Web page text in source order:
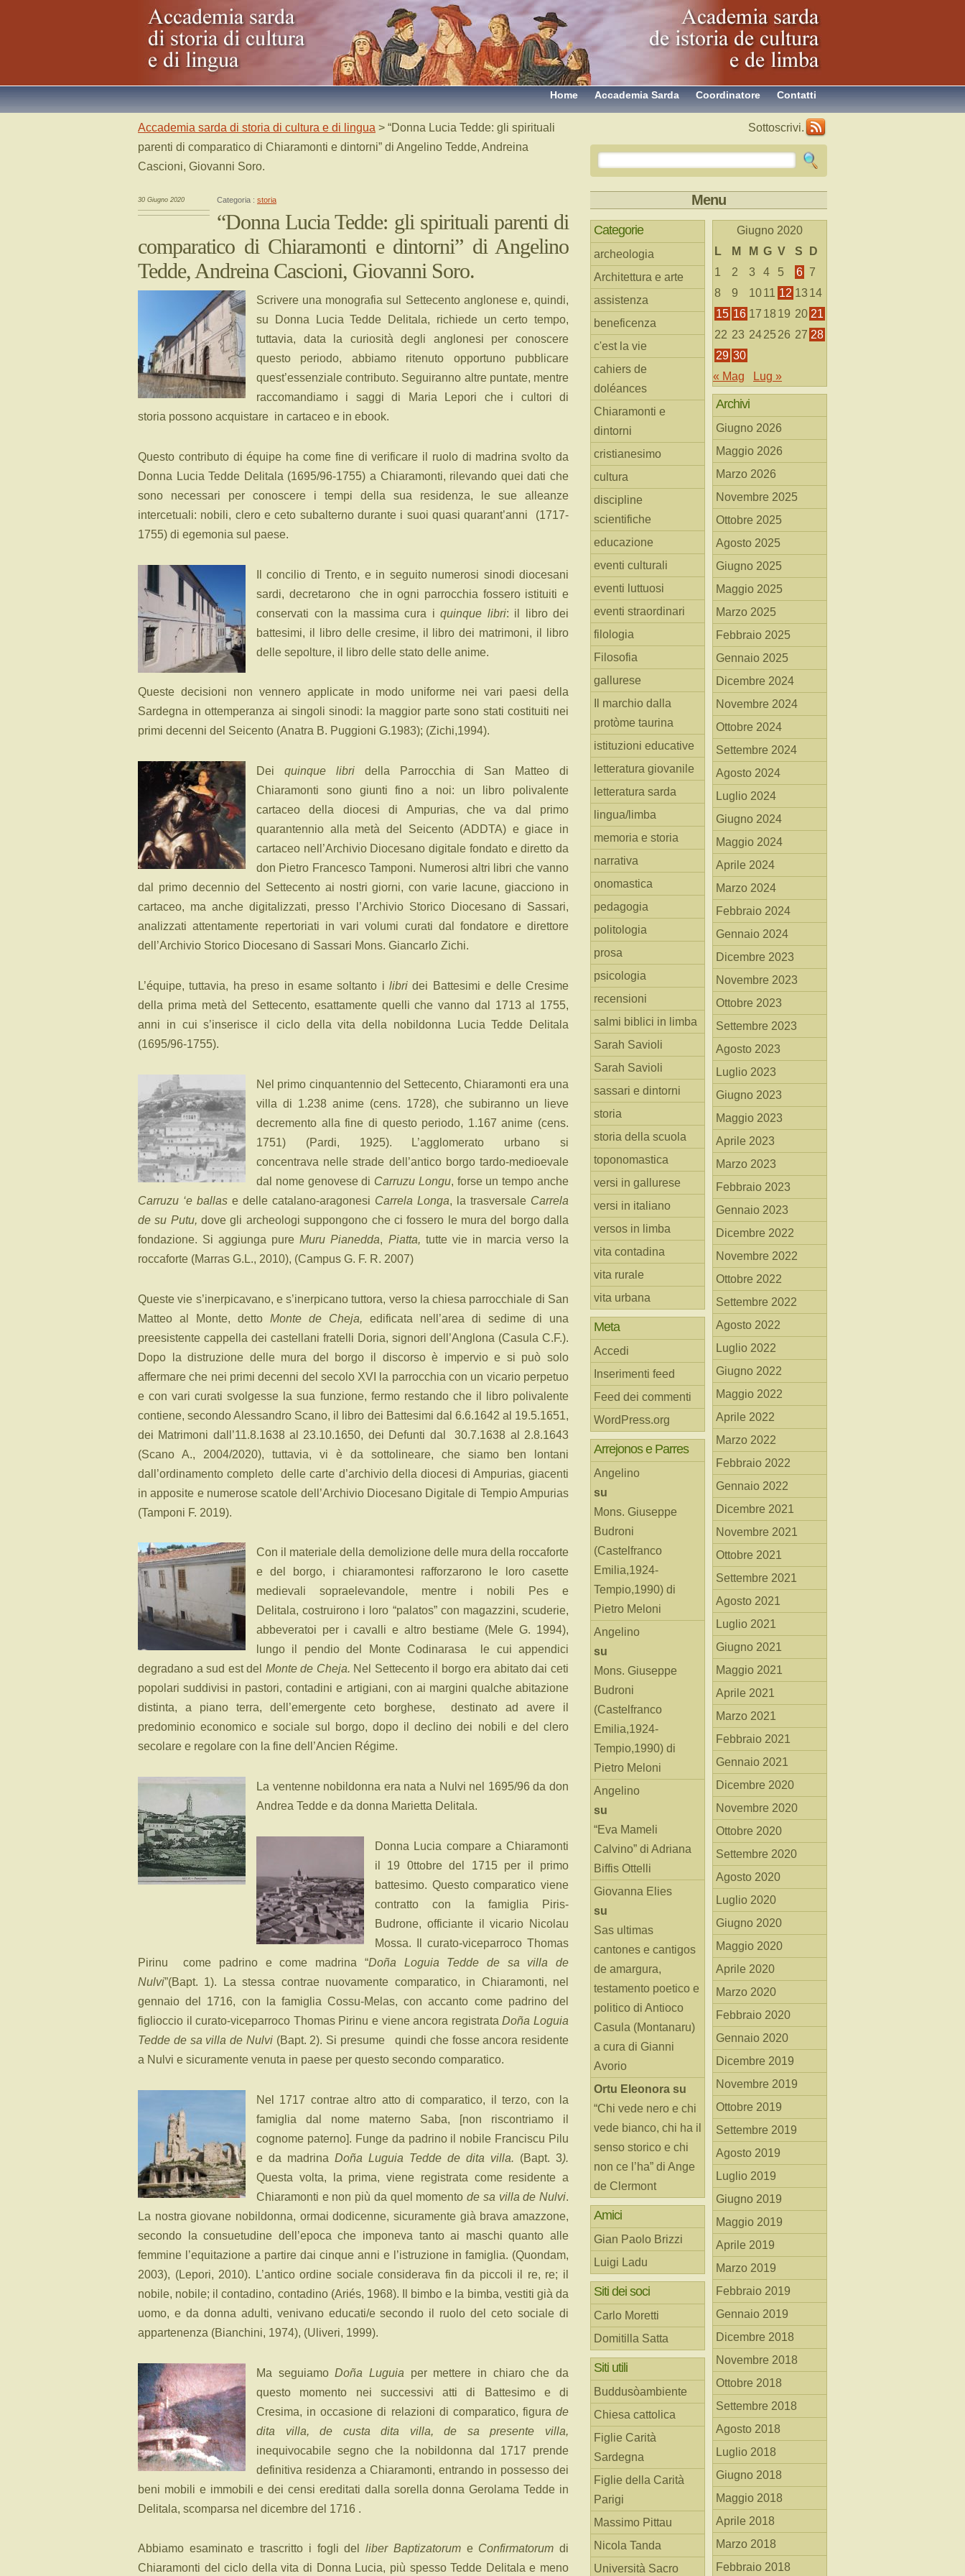
Contatti
Coordinatore
Accademia Sarda
Home
Accademia sarda di storia di cultura e di lingua > “Donna Lucia Tedde: gli spirituali
parenti di comparatico di Chiaramonti e dintorni” di Angelino Tedde, Andreina
Cascioni, Giovanni Soro.
30 Giugno 2020 Categoria : storia
“Donna Lucia Tedde: gli spirituali parenti di
comparatico di Chiaramonti e dintorni” di Angelino
Tedde, Andreina Cascioni, Giovanni Soro.
Scrivere una monografia sul Settecento anglonese e, quindi,
su Donna Lucia Tedde Delitala, richiede un certo tempo,
tuttavia, data la curiosità degli anglonesi per conoscere
questo periodo, abbiamo ritenuto opportuno pubblicare
quest’essenziale contributo. Seguiranno altre puntate, mentre
raccomandiamo i saggi di Maria Lepori che i cultori di
storia possono acquistare in cartaceo e in ebook.
Questo contributo di équipe ha come fine di verificare il ruolo di madrina svolto da
Donna Lucia Tedde Delitala (1695/96-1755) a Chiaramonti, rilevando quei dati che
sono necessari per conoscere i tempi della sua residenza, le sue alleanze
intercetuali: nobili, clero e ceto subalterno durante i suoi quasi quarant’anni (1717-
1755) di egemonia sul paese.
Il concilio di Trento, e in seguito numerosi sinodi diocesani
sardi, decretarono che in ogni parrocchia fossero istituiti e
conservati con la massima cura i quinque libri: il libro dei
battesimi, il libro delle cresime, il libro dei matrimoni, il libro
delle sepolture, il libro delle stato delle anime.
Queste decisioni non vennero applicate in modo uniforme nei vari paesi della
Sardegna in ottemperanza ai singoli sinodi: la maggior parte sono stati costituiti nei
primi decenni del Seicento (Anatra B. Puggioni G.1983); (Zichi,1994).
Dei quinque libridella Parrocchia di San Matteo di
Chiaramonti sono giunti fino a noi: un libro polivalente
cartaceo della diocesi di Ampurias, che va dal primo
quarantennio alla metà del Seicento (ADDTA) e giace in
cartaceo nell’Archivio Diocesano digitale fondato e diretto da
don Pietro Francesco Tamponi. Numerosi altri libri che vanno
dal primo decennio del Settecento ai nostri giorni, con varie lacune, giacciono in
cartaceo, ma anche digitalizzati, presso l’Archivio Storico Diocesano di Sassari,
analizzati attentamente repertoriati in vari volumi curati dal fondatore e direttore
dell’Archivio Storico Diocesano di Sassari Mons. Giancarlo Zichi.
L’équipe, tuttavia, ha preso in esame soltanto ilibridei Battesimi e delle Cresime
della prima metà del Settecento, esattamente quelli che vanno dal 1713 al 1755,
anni in cui s’inserisce il ciclo della vita della nobildonna Lucia Tedde Delitala
(1695/96-1755).
Nel primo cinquantennio del Settecento, Chiaramonti era una
villa di 1.238 anime (cens. 1728), che subiranno un lieve
decremento alla fine di questo periodo, 1.167 anime (cens.
1751) (Pardi, 1925). L’agglomerato urbano si
concentrava nelle strade dell’antico borgo tardo-medioevale
dal nome genovese di Carruzu Longu, forse un tempo anche
Carruzu ‘e ballas e delle catalano-aragonesi Carrela Longa, la trasversale Carrela
de su Putu, dove gli archeologi suppongono che ci fossero le mura del borgo dalla
fondazione. Si aggiunga pureMuru Pianedda, Piatta, tutte vie in marcia verso la
roccaforte (Marras G.L., 2010), (Campus G. F. R. 2007)
Queste vie s’inerpicavano, e s’inerpicano tuttora, verso la chiesa parrocchiale di San
Matteo al Monte, detto Monte de Cheja, edificata nell’area di sedime di una
preesistente cappella dei castellani fratelli Doria, signori dell’Anglona (Casula C.F.).
Dopo la distruzione delle mura del borgo il discorso è impervio e si può solo
affermare che nei primi decenni del secolo XVI la parrocchia con un vicario perpetuo
e con vari curati svolgesse la sua funzione, fermo restando che il libro polivalente
contiene, secondo Alessandro Scano, il libro dei Battesimi dal 6.6.1642 al 19.5.1651,
dei Matrimoni dall’11.8.1638 al 23.10.1650, dei Defunti dal 30.7.1638 al 2.8.1643
(Scano A., 2004/2020), tuttavia, vi è da sottolineare, che siamo ben lontani
dall’ordinamento completo delle carte d’archivio della diocesi di Ampurias, giacenti
in apposite e numerose scatole dell’Archivio Diocesano Digitale di Tempio Ampurias
(Tamponi F. 2019).
Con il materiale della demolizione delle mura della roccaforte
e del borgo, i chiaramontesi rafforzarono le loro casette
medievali sopraelevandole, mentre i nobili Pes e
Delitala, costruirono i loro “palatos” con magazzini, scuderie,
abbeveratoi per i cavalli e altro bestiame (Mele G. 1994),
lungo il pendio del Monte Codinarasa le cui appendici
degradano a sud est del Monte de Cheja. Nel Settecento il borgo era abitato dai ceti
popolari suddivisi in pastori, contadini e artigiani, con ai margini qualche abitazione
distinta, a piano terra, dell’emergente ceto borghese, destinato ad avere il
predominio economico e sociale sul borgo, dopo il declino dei nobili e del clero
secolare e regolare con la fine dell’Ancien Régime.
La ventenne nobildonna era nata a Nulvi nel 1695/96 da don
Andrea Tedde e da donna Marietta Delitala.
Donna Lucia compare a Chiaramonti
il 19 0ttobre del 1715 per il primo
battesimo. Questo comparatico viene
contratto con la famiglia Piris-
Budrone, officiante il vicario Nicolau
Mossa. Il curato-viceparroco Thomas
Pirinu come padrino e come madrina “Doña Loguia Tedde de sa villa de
Nulvi”(Bapt. 1). La stessa contrae nuovamente comparatico, in Chiaramonti, nel
gennaio del 1716, con la famiglia Cossu-Melas, con accanto come padrino del
figlioccio il curato-viceparroco Thomas Pirinu e viene ancora registrataDoña Loguia
Tedde de sa villa de Nulvi (Bapt. 2). Si presume quindi che fosse ancora residente
a Nulvi e sicuramente venuta in paese per questo secondo comparatico.
Nel 1717 contrae altro atto di comparatico, il terzo, con la
famiglia dal nome materno Saba, [non riscontriamo il
cognome paterno]. Funge da padrino il nobile Franciscu Pilu
e da madrina Doña Luguia Tedde de dita villa. (Bapt. 3).
Questa volta, la prima, viene registrata come residente a
Chiaramonti e non più da quel momentode sa villa de Nulvi.
La nostra giovane nobildonna, ormai dodicenne, sicuramente già brava amazzone,
secondo la consuetudine dell’epoca che imponeva tanto ai maschi quanto alle
femmine l’equitazione a partire dai cinque anni e l’istruzione in famiglia. (Quondam,
2003), (Lepori, 2010). L’antico ordine sociale considerava fin da piccoli il re, re; il
nobile, nobile; il contadino, contadino (Ariés, 1968). Il bimbo e la bimba, vestiti già da
uomo, e da donna adulti, venivano educati/e secondo il ruolo del ceto sociale di
appartenenza (Bianchini, 1974), (Uliveri, 1999).
Ma seguiamoDoña Luguia per mettere in chiaro che da
questo momento nei successivi atti di Battesimo e di
Cresima, in occasione di relazioni di comparatico, figura de
dita villa, de custa dita villa, de sa presente villa,
inequivocabile segno che la nobildonna dal 1717 prende
definitiva residenza a Chiaramonti, entrando in possesso dei
beni mobili e immobili e dei censi ereditati dalla sorella donna Gerolama Tedde in
Delitala, scomparsa nel dicembre del 1716 .
Abbiamo esaminato e trascritto i fogli delliber Baptizatorume Confirmatorum di
Chiaramonti del ciclo della vita di Donna Lucia, più spesso Tedde Delitala e meno
Sottoscrivi.
Menu
Categorie
archeologia
Architettura e arte
assistenza
beneficenza
c'est la vie
cahiers de
doléances
Chiaramonti e
dintorni
cristianesimo
cultura
discipline
scientifiche
educazione
eventi culturali
eventi luttuosi
eventi straordinari
filologia
Filosofia
gallurese
Il marchio dalla
protòme taurina
istituzioni educative
letteratura giovanile
letteratura sarda
lingua/limba
memoria e storia
narrativa
onomastica
pedagogia
politologia
prosa
psicologia
recensioni
salmi biblici in limba
Sarah Savioli
Sarah Savioli
sassari e dintorni
storia
storia della scuola
toponomastica
versi in gallurese
versi in italiano
versos in limba
vita contadina
vita rurale
vita urbana
Meta
Accedi
Inserimenti feed
Feed dei commenti
WordPress.org
Arrejonos e Parres
Angelino
su
Mons. Giuseppe
Budroni
(Castelfranco
Emilia,1924-
Tempio,1990) di
Pietro Meloni
Angelino
su
Mons. Giuseppe
Budroni
(Castelfranco
Emilia,1924-
Tempio,1990) di
Pietro Meloni
Angelino
su
“Eva Mameli
Calvino” di Adriana
Biffis Ottelli
Giovanna Elies
su
Sas ultimas
cantones e cantigos
de amargura,
testamento poetico e
politico di Antioco
Casula (Montanaru)
a cura di Gianni
Avorio
Ortu Eleonora su
“Chi vede nero e chi
vede bianco, chi ha il
senso storico e chi
non ce l’ha” di Ange
de Clermont
Amici
Gian Paolo Brizzi
Luigi Ladu
Siti dei soci
Carlo Moretti
Domitilla Satta
Siti utili
Buddusòambiente
Chiesa cattolica
Figlie Carità
Sardegna
Figlie della Carità
Parigi
Massimo Pittau
Nicola Tanda
Università Sacro
Giugno 2020
L
M M G V S
D
1
2 3 4 5 6 7
8
9 1011 12 13 14
15 16 17 18 19 20 21
22 23 2425 26 27 28
29 30
« Mag
Lug »
Archivi
Giugno 2026
Maggio 2026
Marzo 2026
Novembre 2025
Ottobre 2025
Agosto 2025
Giugno 2025
Maggio 2025
Marzo 2025
Febbraio 2025
Gennaio 2025
Dicembre 2024
Novembre 2024
Ottobre 2024
Settembre 2024
Agosto 2024
Luglio 2024
Giugno 2024
Maggio 2024
Aprile 2024
Marzo 2024
Febbraio 2024
Gennaio 2024
Dicembre 2023
Novembre 2023
Ottobre 2023
Settembre 2023
Agosto 2023
Luglio 2023
Giugno 2023
Maggio 2023
Aprile 2023
Marzo 2023
Febbraio 2023
Gennaio 2023
Dicembre 2022
Novembre 2022
Ottobre 2022
Settembre 2022
Agosto 2022
Luglio 2022
Giugno 2022
Maggio 2022
Aprile 2022
Marzo 2022
Febbraio 2022
Gennaio 2022
Dicembre 2021
Novembre 2021
Ottobre 2021
Settembre 2021
Agosto 2021
Luglio 2021
Giugno 2021
Maggio 2021
Aprile 2021
Marzo 2021
Febbraio 2021
Gennaio 2021
Dicembre 2020
Novembre 2020
Ottobre 2020
Settembre 2020
Agosto 2020
Luglio 2020
Giugno 2020
Maggio 2020
Aprile 2020
Marzo 2020
Febbraio 2020
Gennaio 2020
Dicembre 2019
Novembre 2019
Ottobre 2019
Settembre 2019
Agosto 2019
Luglio 2019
Giugno 2019
Maggio 2019
Aprile 2019
Marzo 2019
Febbraio 2019
Gennaio 2019
Dicembre 2018
Novembre 2018
Ottobre 2018
Settembre 2018
Agosto 2018
Luglio 2018
Giugno 2018
Maggio 2018
Aprile 2018
Marzo 2018
Febbraio 2018